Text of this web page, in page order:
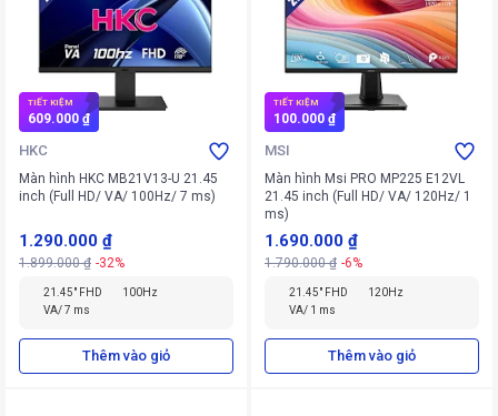
TIẾT KIỆM
609.000 ₫
HKC
Màn hình HKC MB21V13-U 21.45
inch (Full HD/ VA/ 100Hz/ 7 ms)
1.290.000 ₫
1.899.000 ₫ -32%
21.45" FHD
100Hz
VA/ 7 ms
Thêm vào giỏ
TIẾT KIỆM
100.000 ₫
MSI
Màn hình Msi PRO MP225 E12VL
21.45 inch (Full HD/ VA/ 120Hz/ 1
ms)
1.690.000 ₫
1.790.000 ₫ -6%
21.45" FHD
120Hz
VA/ 1 ms
Thêm vào giỏ